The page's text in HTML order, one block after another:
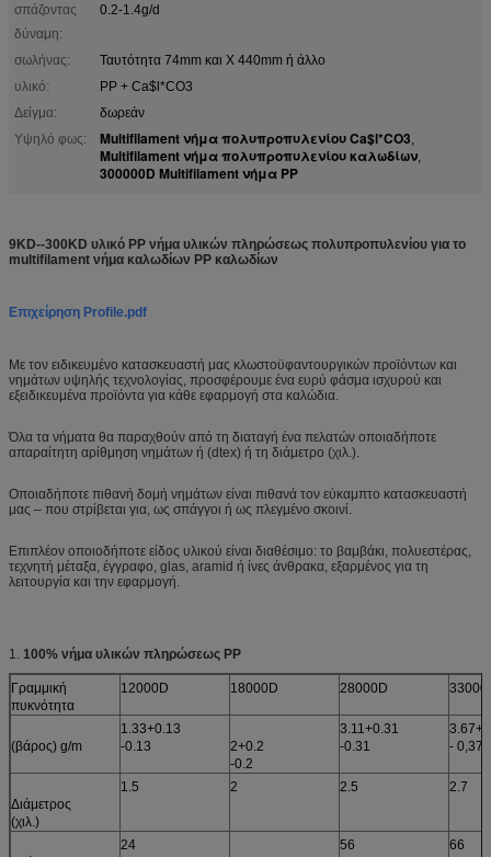
σπάζοντας
δύναμη:
0.2-1.4g/d
σωλήνας:
Ταυτότητα 74mm και Χ 440mm ή άλλο
υλικό:
PP + Ca$l*CO3
Δείγμα:
δωρεάν
Υψηλό φως:
Multifilament νήμα πολυπροπυλενίου Ca$l*CO3,
Multifilament νήμα πολυπροπυλενίου καλωδίων,
300000D Multifilament νήμα PP
9KD--300KD υλικό PP νήμα υλικών πληρώσεως πολυπροπυλενίου για το
multifilament νήμα καλωδίων PP καλωδίων
Επιχείρηση Profile.pdf
Με τον ειδικευμένο κατασκευαστή μας κλωστοϋφαντουργικών προϊόντων και
νημάτων υψηλής τεχνολογίας, προσφέρουμε ένα ευρύ φάσμα ισχυρού και
εξειδικευμένα προϊόντα για κάθε εφαρμογή στα καλώδια.
Όλα τα νήματα θα παραχθούν από τη διαταγή ένα πελατών οποιαδήποτε
απαραίτητη αρίθμηση νημάτων ή (dtex) ή τη διάμετρο (χιλ.).
Οποιαδήποτε πιθανή δομή νημάτων είναι πιθανά τον εύκαμπτο κατασκευαστή
μας – που στρίβεται για, ως σπάγγοι ή ως πλεγμένο σκοινί.
Επιπλέον οποιοδήποτε είδος υλικού είναι διαθέσιμο: το βαμβάκι, πολυεστέρας,
τεχνητή μέταξα, έγγραφο, glas, aramid ή ίνες άνθρακα, εξαρμένος για τη
λειτουργία και την εφαρμογή.
1. 100% νήμα υλικών πληρώσεως PP
Γραμμική
πυκνότητα
12000D 18000D 28000D
(βάρος) g/m
1.33+0.13
-0.13
2+0.2
-0.2
3.11+0.31
-0.31
- 0,37
Διάμετρος
(χιλ.)
1.5 2 2.5 2.7
24
56 66